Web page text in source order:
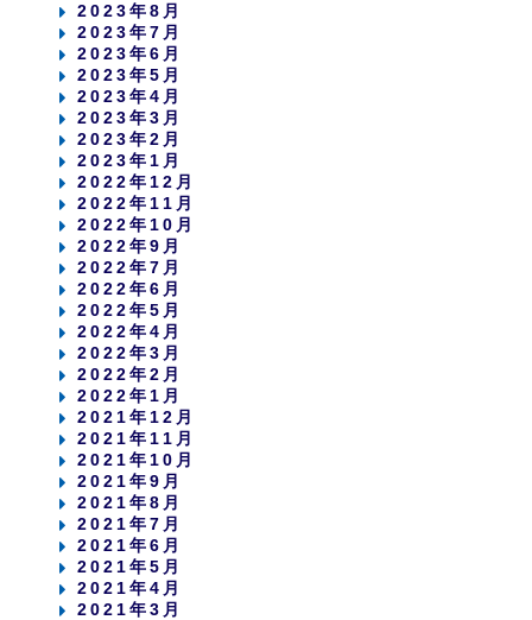
2023年8月
2023年7月
2023年6月
2023年5月
2023年4月
2023年3月
2023年2月
2023年1月
2022年12月
2022年11月
2022年10月
2022年9月
2022年7月
2022年6月
2022年5月
2022年4月
2022年3月
2022年2月
2022年1月
2021年12月
2021年11月
2021年10月
2021年9月
2021年8月
2021年7月
2021年6月
2021年5月
2021年4月
2021年3月